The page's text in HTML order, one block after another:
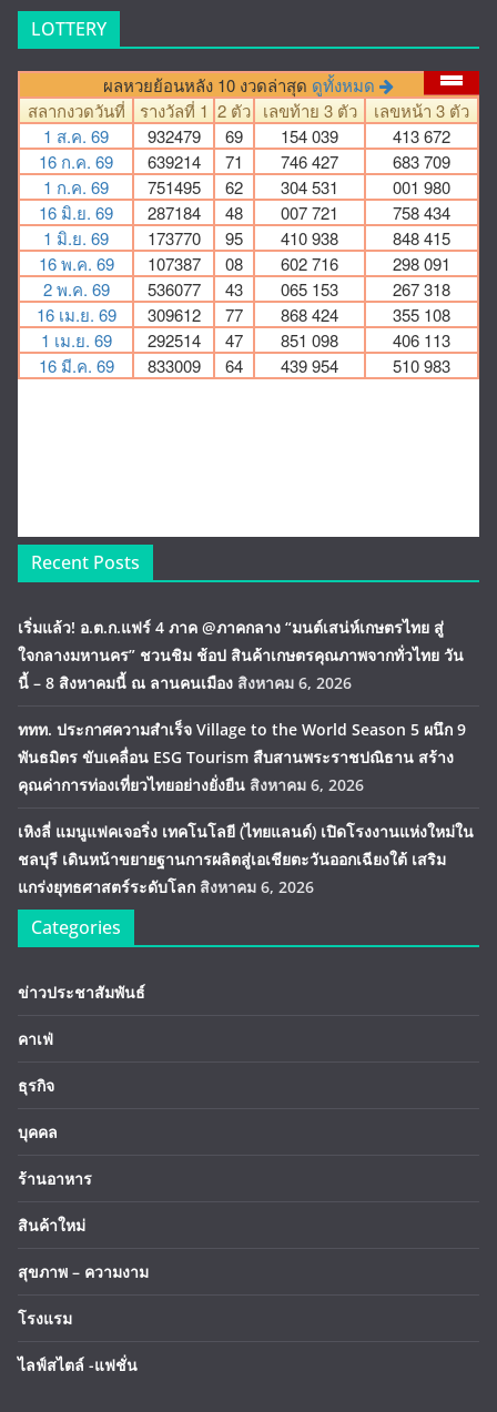
LOTTERY
Recent Posts
เริ่มแล้ว! อ.ต.ก.แฟร์ 4 ภาค @ภาคกลาง “มนต์เสน่ห์เกษตรไทย สู่
ใจกลางมหานคร” ชวนชิม ช้อป สินค้าเกษตรคุณภาพจากทั่วไทย วัน
นี้ – 8 สิงหาคมนี้ ณ ลานคนเมือง สิงหาคม 6, 2026
ททท. ประกาศความสำเร็จ Village to the World Season 5 ผนึก 9
พันธมิตร ขับเคลื่อน ESG Tourism สืบสานพระราชปณิธาน สร้าง
คุณค่าการท่องเที่ยวไทยอย่างยั่งยืน สิงหาคม 6, 2026
เหิงลี่ แมนูแฟคเจอริ่ง เทคโนโลยี (ไทยแลนด์) เปิดโรงงานแห่งใหม่ใน
ชลบุรี เดินหน้าขยายฐานการผลิตสู่เอเชียตะวันออกเฉียงใต้ เสริม
แกร่งยุทธศาสตร์ระดับโลก สิงหาคม 6, 2026
Categories
ข่าวประชาสัมพันธ์
คาเฟ่
ธุรกิจ
บุคคล
ร้านอาหาร
สินค้าใหม่
สุขภาพ – ความงาม
โรงแรม
ไลฟ์สไตล์ -แฟชั่น